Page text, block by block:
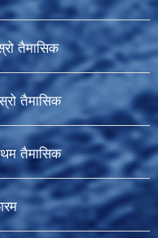
तैमासिक
तैमासिक
तैमासिक